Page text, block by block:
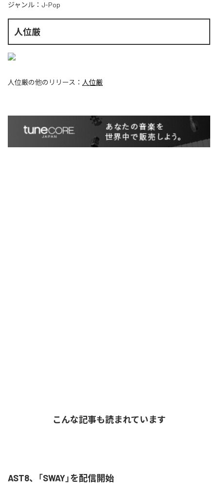
ジャンル： J-Pop
人位厳
人位厳の他のリリース： 人位厳
こんな記事も読まれています
AST8、「SWAY」を配信開始